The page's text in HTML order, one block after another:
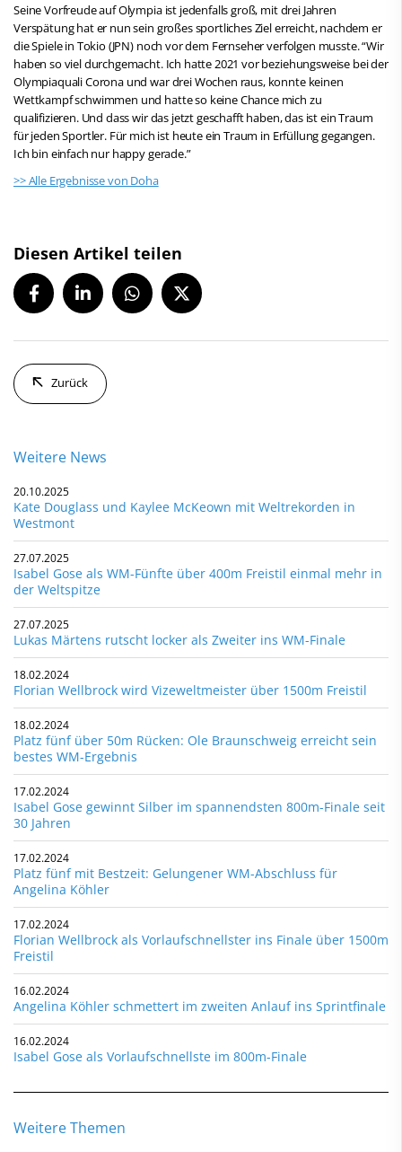
Seine Vorfreude auf Olympia ist jedenfalls groß, mit drei Jahren
Verspätung hat er nun sein großes sportliches Ziel erreicht, nachdem er
die Spiele in Tokio (JPN) noch vor dem Fernseher verfolgen musste. “Wir
haben so viel durchgemacht. Ich hatte 2021 vor beziehungsweise bei der
Olympiaquali Corona und war drei Wochen raus, konnte keinen
Wettkampf schwimmen und hatte so keine Chance mich zu
qualifizieren. Und dass wir das jetzt geschafft haben, das ist ein Traum
für jeden Sportler. Für mich ist heute ein Traum in Erfüllung gegangen.
Ich bin einfach nur happy gerade.”
>> Alle Ergebnisse von Doha
Diesen Artikel teilen
Zurück
Weitere News
20.10.2025
Kate Douglass und Kaylee McKeown mit Weltrekorden in
Westmont
27.07.2025
Isabel Gose als WM-Fünfte über 400m Freistil einmal mehr in
der Weltspitze
27.07.2025
Lukas Märtens rutscht locker als Zweiter ins WM-Finale
18.02.2024
Florian Wellbrock wird Vizeweltmeister über 1500m Freistil
18.02.2024
Platz fünf über 50m Rücken: Ole Braunschweig erreicht sein
bestes WM-Ergebnis
17.02.2024
Isabel Gose gewinnt Silber im spannendsten 800m-Finale seit
30 Jahren
17.02.2024
Platz fünf mit Bestzeit: Gelungener WM-Abschluss für
Angelina Köhler
17.02.2024
Florian Wellbrock als Vorlaufschnellster ins Finale über 1500m
Freistil
16.02.2024
Angelina Köhler schmettert im zweiten Anlauf ins Sprintfinale
16.02.2024
Isabel Gose als Vorlaufschnellste im 800m-Finale
Weitere Themen